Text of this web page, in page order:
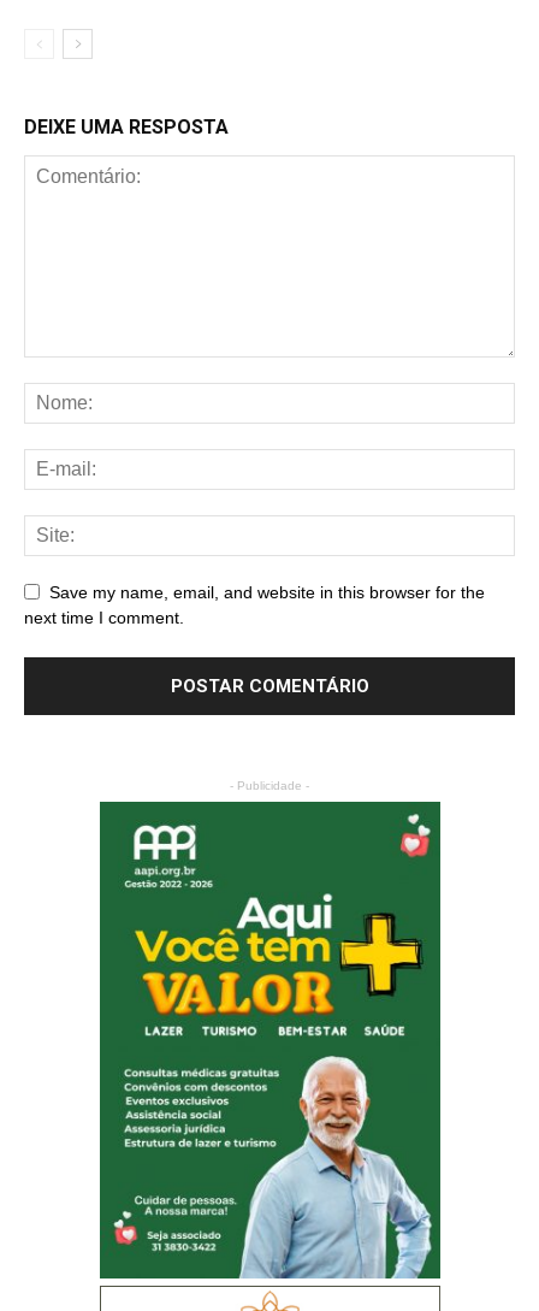
DEIXE UMA RESPOSTA
Save my name, email, and website in this browser for the
next time I comment.
- Publicidade -